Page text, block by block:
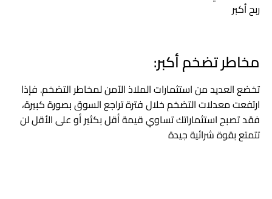
ربح أكبر
مخاطر تضخم أكبر:
تخضع العديد من استثمارات الملاذ الآمن لمخاطر التضخم. فإذا
ارتفعت معدلات التضخم خلال فترة تراجع السوق بصورة كبيرة،
فقد تصبح استثماراتك تساوي قيمة أقل بكثير أو على الأقل لن
تتمتع بقوة شرائية جيدة